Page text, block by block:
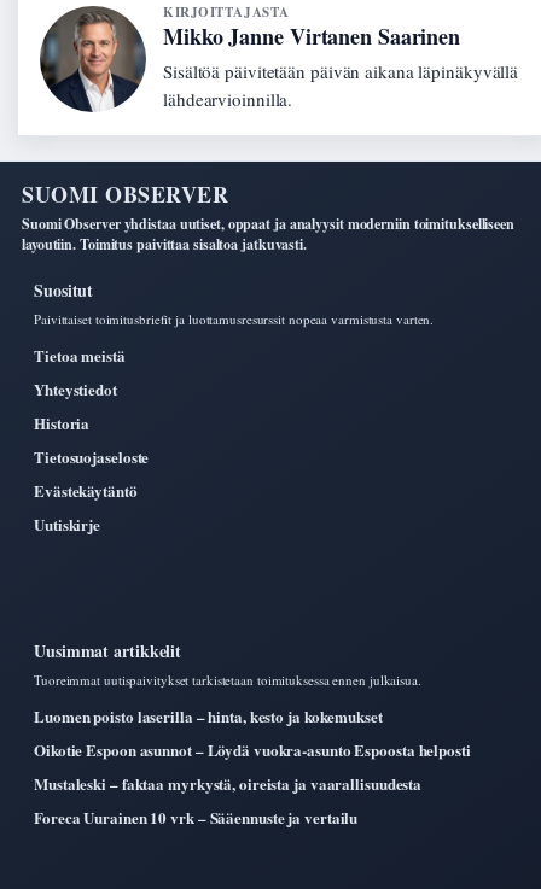
KIRJOITTAJASTA
Mikko Janne Virtanen Saarinen
Sisältöä päivitetään päivän aikana läpinäkyvällä
lähdearvioinnilla.
SUOMI OBSERVER
Suomi Observer yhdistaa uutiset, oppaat ja analyysit moderniin toimitukselliseen
layoutiin. Toimitus paivittaa sisaltoa jatkuvasti.
Suositut
Paivittaiset toimitusbriefit ja luottamusresurssit nopeaa varmistusta varten.
Tietoa meistä
Yhteystiedot
Historia
Tietosuojaseloste
Evästekäytäntö
Uutiskirje
Uusimmat artikkelit
Tuoreimmat uutispaivitykset tarkistetaan toimituksessa ennen julkaisua.
Luomen poisto laserilla – hinta, kesto ja kokemukset
Oikotie Espoon asunnot – Löydä vuokra-asunto Espoosta helposti
Mustaleski – faktaa myrkystä, oireista ja vaarallisuudesta
Foreca Uurainen 10 vrk – Sääennuste ja vertailu